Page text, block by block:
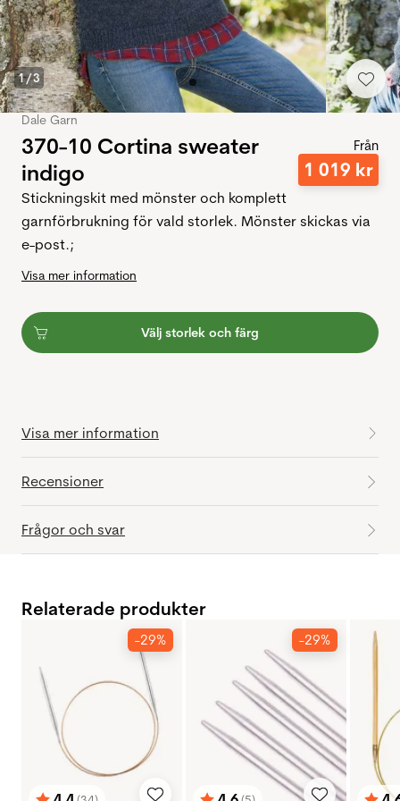
1/3
Dale Garn
370-10 Cortina sweater
indigo
Från
1 019 kr
Stickningskit med mönster och komplett
garnförbrukning för vald storlek. Mönster skickas via
e-post.;
Visa mer information
Välj storlek och färg
Visa mer information
Recensioner
Frågor och svar
Relaterade produkter
-29% -29%